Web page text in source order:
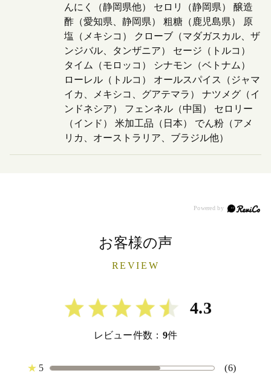
んにく（静岡県他） セロリ（静岡県） 醸造
酢（愛知県、静岡県） 粗糖（鹿児島県） 原
塩（メキシコ） クローブ（マダガスカル、ザ
ンジバル、タンザニア） セージ（トルコ）
タイム（モロッコ） シナモン（ベトナム）
ローレル（トルコ） オールスパイス（ジャマ
イカ、メキシコ、グアテマラ） ナツメグ（イ
ンドネシア） フェンネル（中国） セロリー
（インド） 米加工品（日本） でん粉（アメ
リカ、オーストラリア、ブラジル他）
お客様の声
REVIEW
4.3
レビュー件数： 9件
★ 5
(6)